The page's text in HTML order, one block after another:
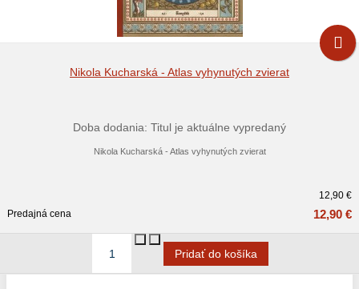
Nikola Kucharská - Atlas vyhynutých zvierat
Doba dodania: Titul je aktuálne vypredaný
Nikola Kucharská - Atlas vyhynutých zvierat
12,90 €
Predajná cena
12,90 €